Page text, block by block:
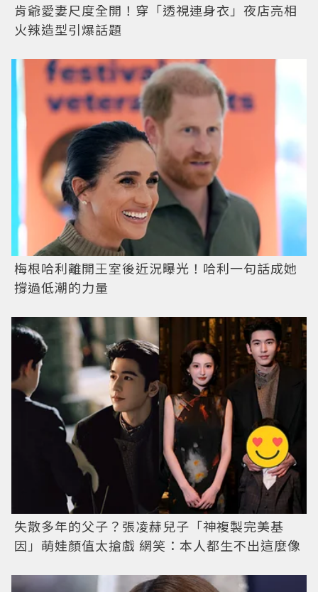
肯爺愛妻尺度全開！穿「透視連身衣」夜店亮相
火辣造型引爆話題
梅根哈利離開王室後近況曝光！哈利一句話成她
撐過低潮的力量
失散多年的父子？張凌赫兒子「神複製完美基
因」萌娃顏值太搶戲 網笑：本人都生不出這麼像